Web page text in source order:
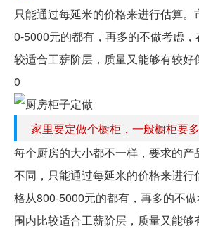
只能通过每延米的价格来进行估算
0-5000元的都有，再多的不做考虑
较适合工薪阶层，质量又能够有较
0
家里要定做个橱柜，一般橱柜要
每个厨房的大小都不一样，要求的
不同，只能通过每延米的价格来进行
格从800-5000元的都有，再多的不
围内比较适合工薪阶层，质量又能够